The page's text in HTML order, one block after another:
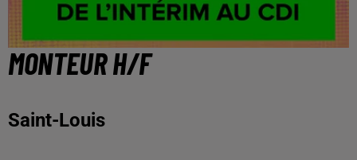
MONTEUR H/F
Saint-Louis